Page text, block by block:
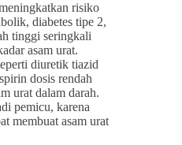
risiko
diabetes tipe 2,
tinggi seringkali
asam urat.
diuretik tiazid
dosis rendah
urat dalam darah.
pemicu, karena
membuat asam urat